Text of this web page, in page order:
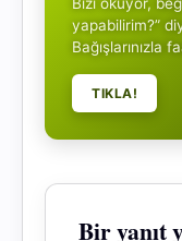
yapabilirim?”
Bağışlarınızla
TIKLA!
Bir yanıt